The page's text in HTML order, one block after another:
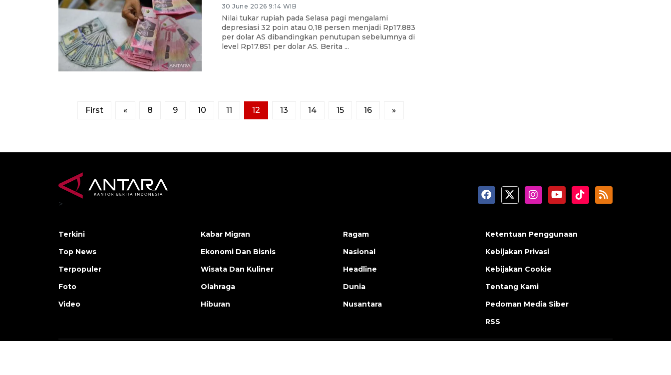
30 June 2026 9:14 WIB
Nilai tukar rupiah pada Selasa pagi mengalami
depresiasi 32 poin atau 0,18 persen menjadi Rp17.883
per dolar AS dibandingkan penutupan sebelumnya di
level Rp17.851 per dolar AS. Berita ...
First « 8 9 10 11 12 13 14 15 16 »
>
Terkini
Top News
Terpopuler
Foto
Video
Kabar Migran
Ekonomi Dan Bisnis
Wisata Dan Kuliner
Olahraga
Hiburan
Ragam
Nasional
Headline
Dunia
Nusantara
Ketentuan Penggunaan
Kebijakan Privasi
Kebijakan Cookie
Tentang Kami
Pedoman Media Siber
RSS